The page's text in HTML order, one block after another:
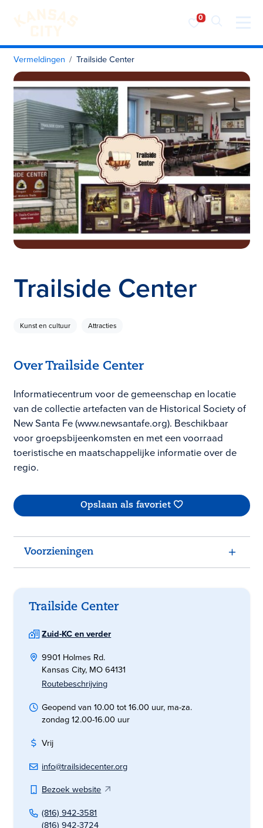
Bezoek KC
Ga naar inhoud
Vermeldingen Trailside Center
Trailside Center
Kunst en cultuur Attracties
Over Trailside Center
Informatiecentrum voor de gemeenschap en locatie
van de collectie artefacten van de Historical Society of
New Santa Fe (www.newsantafe.org). Beschikbaar
voor groepsbijeenkomsten en met een voorraad
toeristische en maatschappelijke informatie over de
regio.
Opslaan als favoriet
Voorzieningen
Trailside Center
Zuid-KC en verder
9901 Holmes Rd.
Kansas City, MO 64131
Routebeschrijving
Geopend van 10.00 tot 16.00 uur, ma-za.
zondag 12.00-16.00 uur
Vrij
info@trailsidecenter.org
Bezoek website
(816) 942-3581
(816) 942-3724